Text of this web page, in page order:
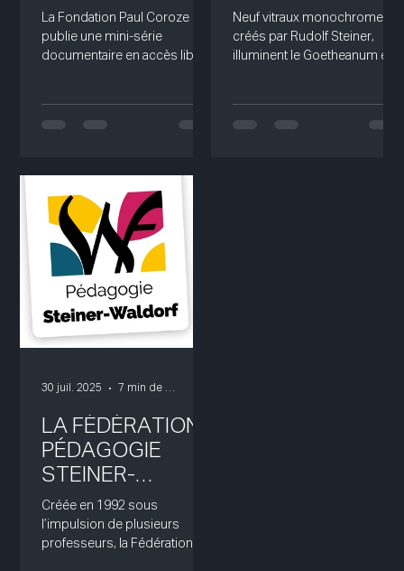
MÉTIERS
D’INSPIRATION
ANTHROPOSOPH
La Fondation Paul Coroze
publie une mini-série
documentaire en accès libre
domaines de la pédagogie,
Neuf vitraux monochromes,
créés par Rudolf Steiner,
illuminent le Goetheanum et y
de soi.
LA FÉDÉRATION
PÉDAGOGIE
STEINER-
WALDORF
Créée en 1992 sous
l’impulsion de plusieurs
professeurs, la Fédération
30 juil. 2025 7 min de lecture